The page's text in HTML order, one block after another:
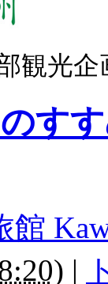
部観光
のす
) |